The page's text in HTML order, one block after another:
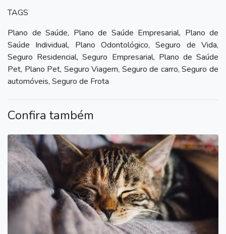
TAGS
Plano de Saúde, Plano de Saúde Empresarial, Plano de
Saúde Individual, Plano Odontológico, Seguro de Vida,
Seguro Residencial, Seguro Empresarial, Plano de Saúde
Pet, Plano Pet, Seguro Viagem, Seguro de carro, Seguro de
automóveis, Seguro de Frota
Confira também